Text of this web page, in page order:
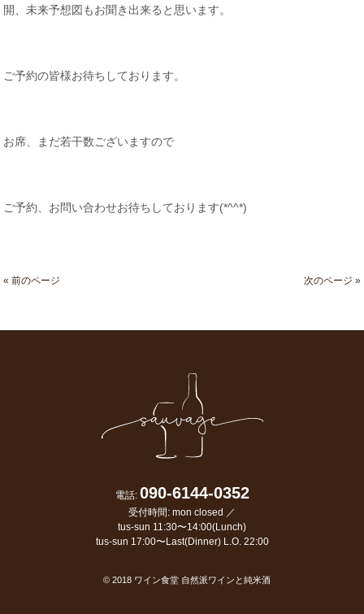
開、未来予想図もお聞き出来ると思います。
ご予約の皆様お待ちしております。
お席、まだ若干数ございますので
ご予約、お問い合わせお待ちしております(*^^*)
« 前のページ 次のページ »
電話: 090-6144-0352
受付時間: mon closed ／
tus-sun 11:30〜14:00(Lunch)
tus-sun 17:00〜Last(Dinner) L.O. 22:00
© 2018 ワイン食堂 自然派ワインと純米酒